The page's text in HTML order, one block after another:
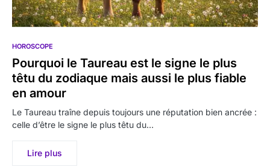
HOROSCOPE
Pourquoi le Taureau est le signe le plus
têtu du zodiaque mais aussi le plus fiable
en amour
Le Taureau traîne depuis toujours une réputation bien ancrée :
celle d’être le signe le plus têtu du…
Lire plus